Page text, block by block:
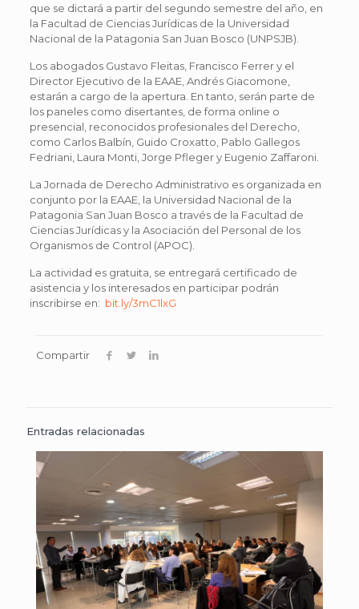
que se dictará a partir del segundo semestre del año, en
la Facultad de Ciencias Jurídicas de la Universidad
Nacional de la Patagonia San Juan Bosco (UNPSJB).
Los abogados Gustavo Fleitas, Francisco Ferrer y el
Director Ejecutivo de la EAAE, Andrés Giacomone,
estarán a cargo de la apertura. En tanto, serán parte de
los paneles como disertantes, de forma online o
presencial, reconocidos profesionales del Derecho,
como Carlos Balbín, Guido Croxatto, Pablo Gallegos
Fedriani, Laura Monti, Jorge Pfleger y Eugenio Zaffaroni.
La Jornada de Derecho Administrativo es organizada en
conjunto por la EAAE, la Universidad Nacional de la
Patagonia San Juan Bosco a través de la Facultad de
Ciencias Jurídicas y la Asociación del Personal de los
Organismos de Control (APOC).
La actividad es gratuita, se entregará certificado de
asistencia y los interesados en participar podrán
inscribirse en: bit.ly/3mC1lxG
Compartir
Entradas relacionadas